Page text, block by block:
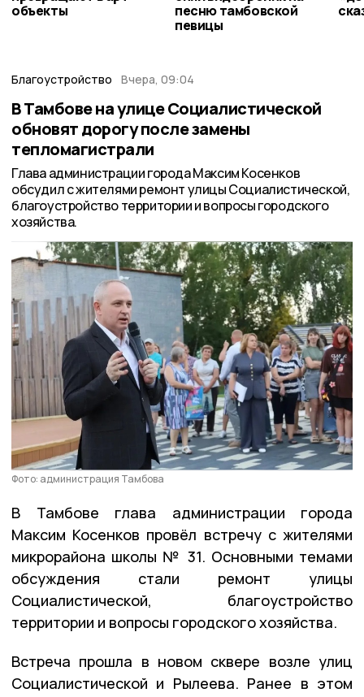
объекты
песню тамбовской
певицы
Благоустройство Вчера, 09:04
В Тамбове на улице Социалистической
обновят дорогу после замены
тепломагистрали
Глава администрации города Максим Косенков
обсудил с жителями ремонт улицы Социалистической,
благоустройство территории и вопросы городского
хозяйства.
Фото: администрация Тамбова
В Тамбове глава администрации города
Максим Косенков провёл встречу с жителями
микрорайона школы № 31. Основными темами
обсуждения стали ремонт улицы
Социалистической, благоустройство
территории и вопросы городского хозяйства.
Встреча прошла в новом сквере возле улиц
Социалистической и Рылеева. Ранее в этом